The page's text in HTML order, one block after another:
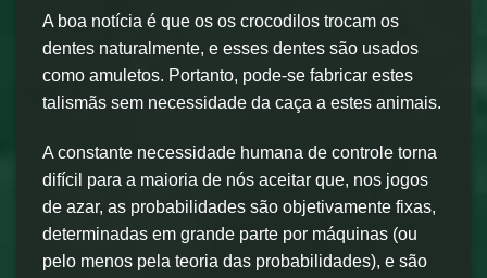
A boa notícia é que os os crocodilos trocam os
dentes naturalmente, e esses dentes são usados
como amuletos. Portanto, pode-se fabricar estes
talismãs sem necessidade da caça a estes animais.
A constante necessidade humana de controle torna
difícil para a maioria de nós aceitar que, nos jogos
de azar, as probabilidades são objetivamente fixas,
determinadas em grande parte por máquinas (ou
pelo menos pela teoria das probabilidades), e são